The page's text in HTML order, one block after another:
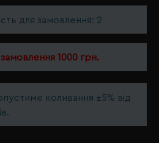
для замовлення: 2
1000 грн.
коливання ±5% від